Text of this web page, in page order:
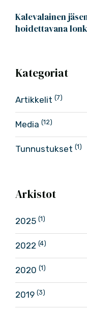
Kalevalainen
hoidettavana
Kategoriat
Artikkelit (7)
Media (12)
Tunnustukset (1)
Arkistot
2025 (1)
2022 (4)
2020 (1)
2019 (3)